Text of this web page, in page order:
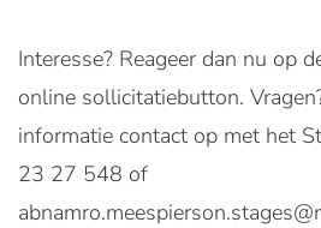
Interesse? Reageer dan nu op
online sollicitatiebutton.
informatie contact op met het
23 27 548 of